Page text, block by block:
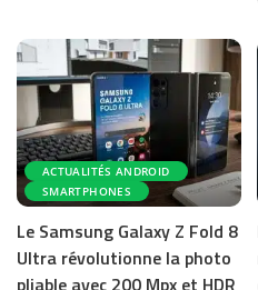
ACTUALITÉS ANDROID
SMARTPHONES
Le Samsung Galaxy Z Fold 8
Ultra révolutionne la photo
pliable avec 200 Mpx et HDR